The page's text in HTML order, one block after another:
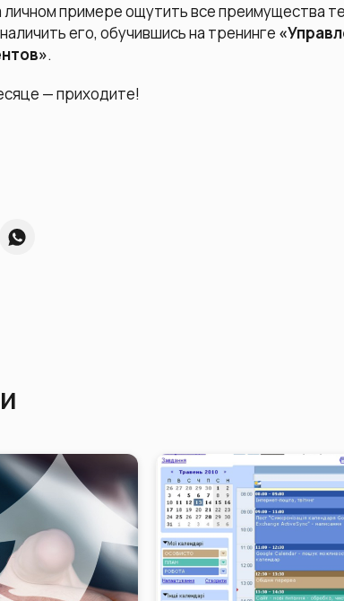
примере ощутить все преимущества
его, обучившись на тренинге
.
— приходите!